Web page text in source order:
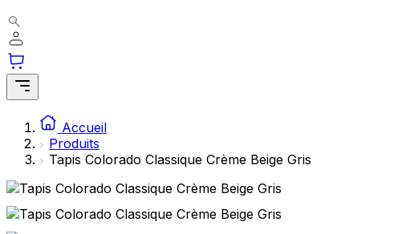
Accueil
Produits
Tapis Colorado Classique Crème Beige Gris